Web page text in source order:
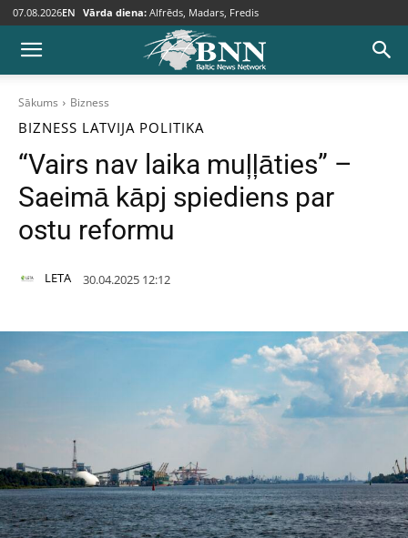
07.08.2026EN Vārda diena: Alfrēds, Madars, Fredis
Sākums Bizness
BIZNESS LATVIJA POLITIKA
“Vairs nav laika muļļāties” –
Saeimā kāpj spiediens par
ostu reformu
LETA 30.04.2025 12:12